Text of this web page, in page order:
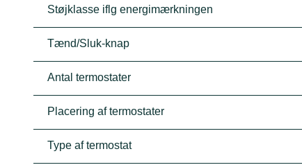
Støjklasse iflg energimærkningen
Tænd/Sluk-knap
Antal termostater
Placering af termostater
Type af termostat